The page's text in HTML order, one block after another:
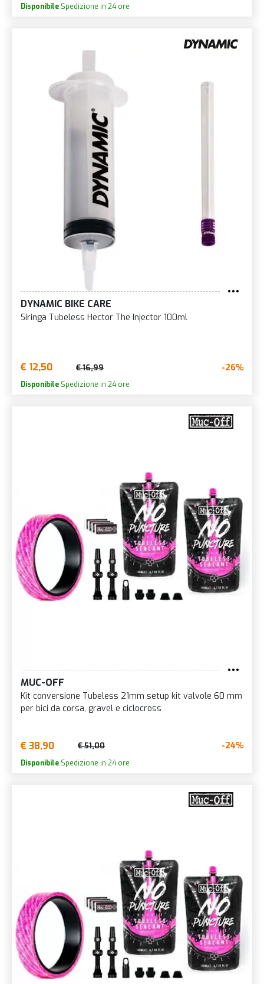
Disponibile Spedizione in 24 ore
DYNAMIC BIKE CARE
Siringa Tubeless Hector The Injector 100ml
€ 12,50 € 16,99 -26%
Disponibile Spedizione in 24 ore
MUC-OFF
Kit conversione Tubeless 21mm setup kit valvole 60 mm
per bici da corsa, gravel e ciclocross
€ 38,90 € 51,00 -24%
Disponibile Spedizione in 24 ore